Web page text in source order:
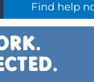
Find help